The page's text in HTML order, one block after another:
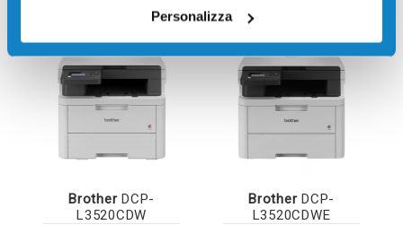
Personalizza
BrotherDCP-
L3520CDW
BrotherDCP-
L3520CDWE